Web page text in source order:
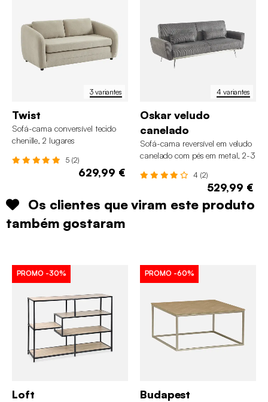
3 variantes
Twist
Sofá-cama conversível tecido
chenille, 2 lugares
5 (2)
629,99 €
4 variantes
Oskar veludo
canelado
Sofá-cama reversível em veludo
canelado com pés em metal, 2-3
4 (2)
529,99 €
Os clientes que viram este produto
também gostaram
PROMO -30%
Loft
PROMO -60%
Budapest